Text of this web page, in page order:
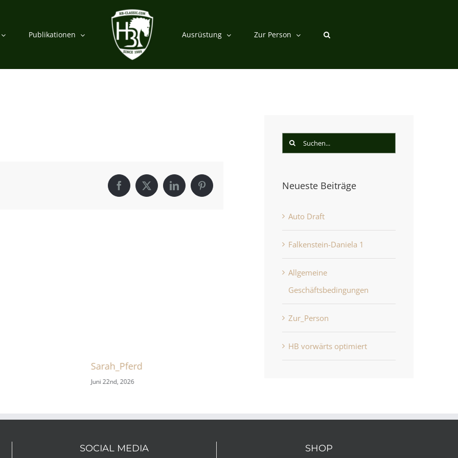
Publikationen Ausrüstung Zur Person
Facebook
X LinkedInPinterest
Sarah_Pferd
Juni 22nd, 2026
Suche
Neueste Beiträge
Auto Draft
Falkenstein-Daniela 1
Allgemeine
Geschäftsbedingungen
Zur_Person
HB vorwärts optimiert
SOCIAL MEDIA SHOP